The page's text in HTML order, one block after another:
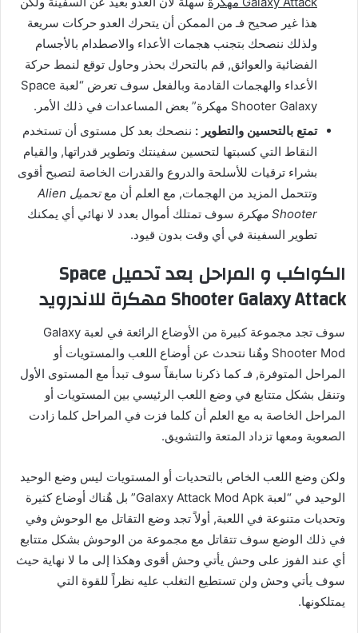
هذا غير صحيح فـ من الممكن أن يتحرك العدو حركات سريعة
ولذلك ننصحك بتجنب هجمات الأعداء والاصطدام بالأجسام
الفضائية والعوائق, قم بالتحرك بحذر وحاول توقع لنمط حركة
الأعداء والهجمات القادمة وبالفعل سوف تعرض “لعبة Space
Shooter Galaxy مهكرة” بعض المساعدات في ذلك الأمر.
تمتع بالتحسين والتطوير : ننصحك بعد كل مستوى أن تستخدم
النقاط التي كسبتها لتحسين سفينتك وتطوير قدراتها, والقيام
بشراء ترقيات للأسلحة والدروع والقدرات الخاصة لتصبح أقوى
وتتحمل المزيد من الهجمات, مع العلم أن مع
تحميل Alien
Shooter مهكرة
سوف تمتلك أموال بعدد لا نهائي أي يمكنك
تطوير السفينة في أي وقت بدون قيود.
الكواكب و المراحل بعد تحميل Space
Shooter Galaxy Attack مهكرة للاندرويد
سوف تجد مجموعة كبيرة من الأوضاع الرائعة في لعبة Galaxy
Shooter Mod وهٌنا نتحدث عن أوضاع اللعب والمستويات أو
المراحل المتوفرة, فـ كما ذكرنا سابقاً سوف تبدأ مع المستوى الأول
وتنقل بشكل متتابع في وضع اللعب الرئيسي بين المستويات أو
المراحل الخاصة به مع العلم أن كلما فزت في المراحل كلما زادت
الصعوبة ومعها تزداد المتعة والتشويق.
ولكن وضع اللعب الخاص بالتحديات أو المستويات ليس وضع الوحيد
الوحيد في “لعبة Galaxy Attack Mod Apk” بل هٌناك أوضاع كثيرة
وتحديات متنوعة في اللعبة, أولاً تجد وضع التقاتل مع الوحوش وفي
في ذلك الوضع سوف تتقاتل مع مجموعة من الوحوش بشكل متتابع
أي عند الفوز على وحش يأتي وحش أقوى وهكذا إلى ما لا نهاية حيث
سوف يأتي وحش ولن تستطيع التغلب عليه نظراً للقوة التي
يمتلكونها.